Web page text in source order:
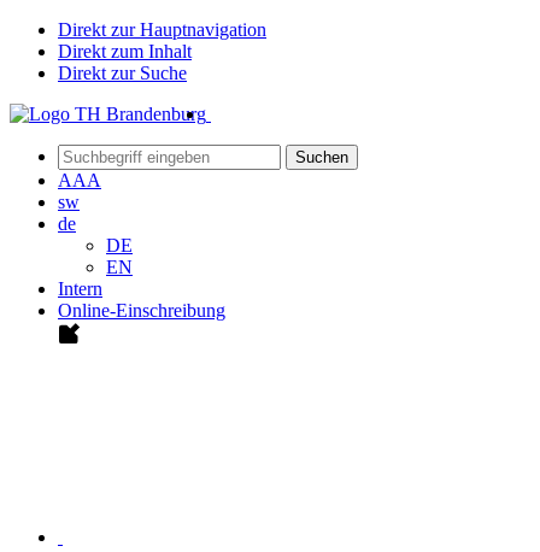
Direkt zur Hauptnavigation
Direkt zum Inhalt
Direkt zur Suche
Suchen
AAA
sw
de
DE
EN
Intern
Online-Einschreibung